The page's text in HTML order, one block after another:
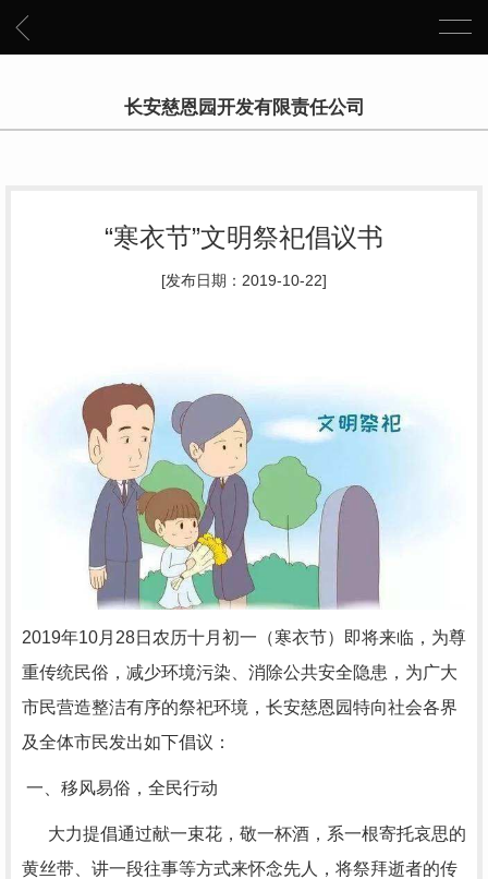
长安慈恩园开发有限责任公司
“寒衣节”文明祭祀倡议书
[发布日期：2019-10-22]
2019年10月28日农历十月初一（寒衣节）即将来临，为尊
重传统民俗，减少环境污染、消除公共安全隐患，为广大
市民营造整洁有序的祭祀环境，长安慈恩园特向社会各界
及全体市民发出如下倡议：
一、移风易俗，全民行动
大力提倡通过献一束花，敬一杯酒，系一根寄托哀思的
黄丝带、讲一段往事等方式来怀念先人，将祭拜逝者的传